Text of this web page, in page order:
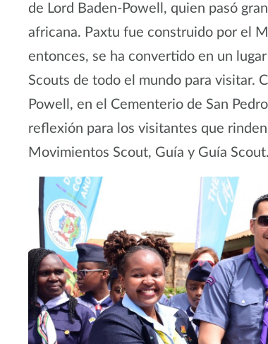
de Lord Baden-Powell, quien pasó
africana. Paxtu fue construido por el
entonces, se ha convertido en un
Scouts de todo el mundo para visitar.
Powell, en el Cementerio de San
reflexión para los visitantes que
Movimientos Scout, Guía y Guía Scout.